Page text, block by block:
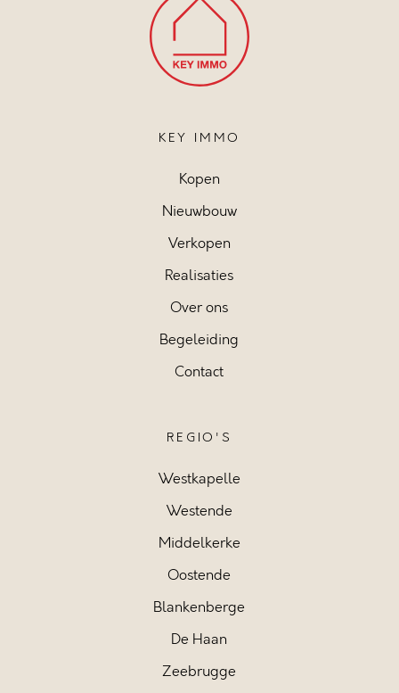
KEY IMMO
Kopen
Nieuwbouw
Verkopen
Realisaties
Over ons
Begeleiding
Contact
REGIO'S
Westkapelle
Westende
Middelkerke
Oostende
Blankenberge
De Haan
Zeebrugge